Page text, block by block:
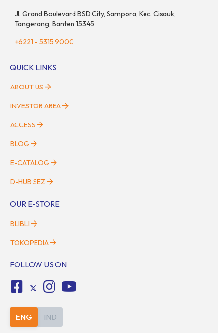
Jl. Grand Boulevard BSD City, Sampora, Kec. Cisauk,
Tangerang, Banten 15345
+6221 - 5315 9000
QUICK LINKS
ABOUT US
INVESTOR AREA
ACCESS
BLOG
E-CATALOG
D-HUB SEZ
OUR E-STORE
BLIBLI
TOKOPEDIA
FOLLOW US ON
ENG IND